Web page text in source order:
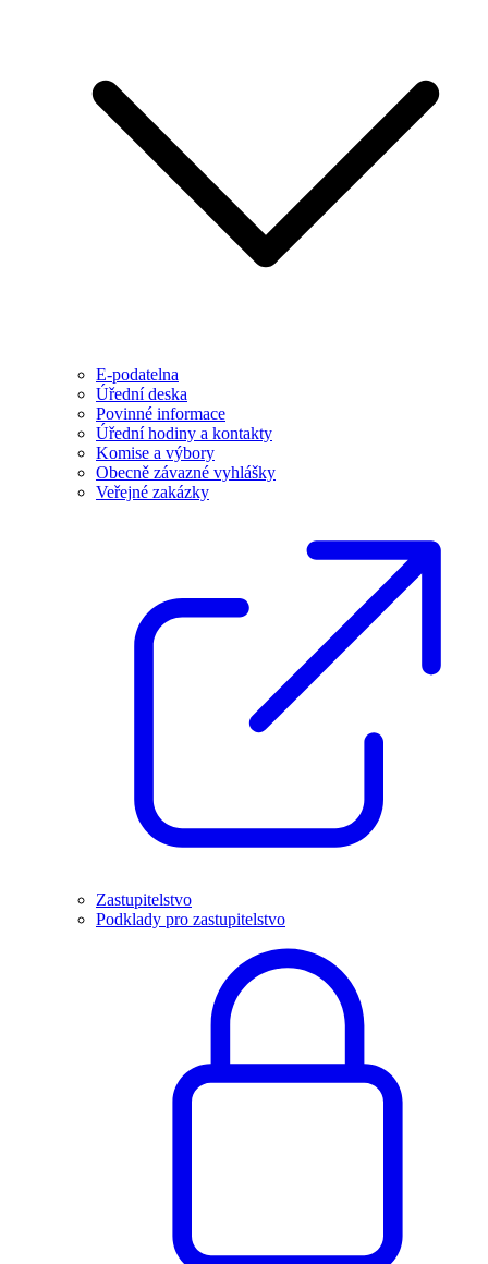
E-podatelna
Úřední deska
Povinné informace
Úřední hodiny a kontakty
Komise a výbory
Obecně závazné vyhlášky
Veřejné zakázky
Zastupitelstvo
Podklady pro zastupitelstvo